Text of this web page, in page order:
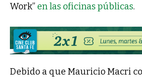
Work” en las oficinas públicas.
Debido a que Mauricio Macri